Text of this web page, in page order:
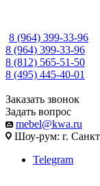
8 (964) 399-33-96
8 (964) 399-33-96
8 (812) 565-51-50
8 (495) 445-40-01
Заказать звонок
Задать вопрос
mebel@kwa.ru
Шоу-рум: г.
Telegram